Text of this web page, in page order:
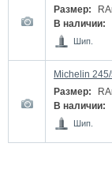
Размер:
В наличии:
Шип.
Michelin
Размер:
В наличии:
Шип.